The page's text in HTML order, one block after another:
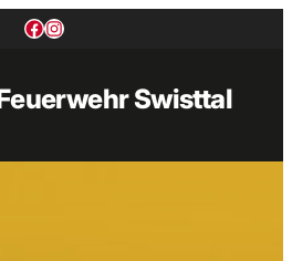
Facebook
Instagram
Swisttal